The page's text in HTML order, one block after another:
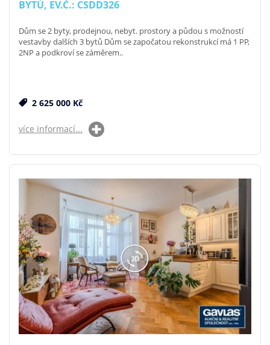
BYTŮ, EV.Č.: CSDD326
Dům se 2 byty, prodejnou, nebyt. prostory a půdou s možností
vestavby dalších 3 bytů Dům se započatou rekonstrukcí má 1 PP,
2NP a podkroví se záměrem..
2 625 000 Kč
více informací...